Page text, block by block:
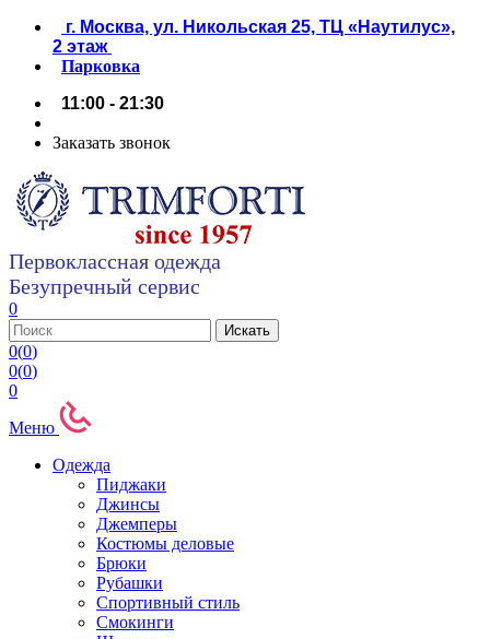
г. Москва, ул. Никольская 25, ТЦ «Наутилус»,
2 этаж
Парковка
11:00 - 21:30
Заказать звонок
Первоклассная одежда
Безупречный сервис
0
0(0)
0(0)
0
Меню
Одежда
Пиджаки
Джинсы
Джемперы
Костюмы деловые
Брюки
Рубашки
Спортивный стиль
Смокинги